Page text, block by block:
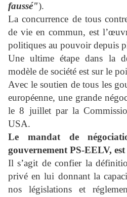
faussé").
La concurrence de tous
de vie en commun, est
politiques au pouvoir depuis
Une ultime étape dans la
modèle de société est sur le
Avec le soutien de tous les
européenne, une grande
le 8 juillet par la
USA.
Le mandat de
gouvernement PS-EELV,
Il s’agit de confier la
privé en lui donnant la
nos législations et